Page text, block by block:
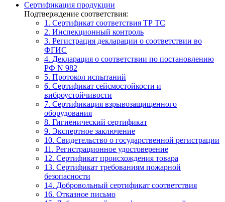
Сертификация продукции
Подтверждение соответствия:
1. Сертификат соответствия ТР ТС
2. Инспекционный контроль
3. Регистрация декларации о соответствии во
ФГИС
4. Декларация о соответствии по постановлению
РФ N 982
5. Протокол испытаний
6. Сертификат сейсмостойкости и
виброустойчивости
7. Сертификация взрывозащищенного
оборудования
8. Гигиенический сертификат
9. Экспертное заключение
10. Свидетельство о государственной регистрации
11. Регистрационное удостоверение
12. Сертификат происхождения товара
13. Сертификат требованиям пожарной
безопасности
14. Добровольный сертификат соответствия
16. Отказное письмо